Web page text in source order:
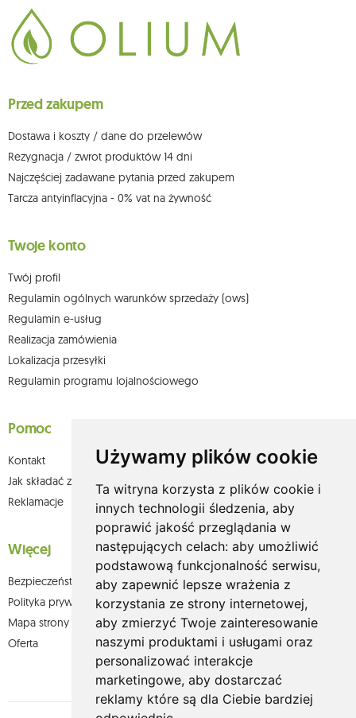
Używamy plików cookie
Ta witryna korzysta z plików cookie i
innych technologii śledzenia, aby
poprawić jakość przeglądania w
następujących celach: aby umożliwić
podstawową funkcjonalność serwisu,
aby zapewnić lepsze wrażenia z
korzystania ze strony internetowej,
aby zmierzyć Twoje zainteresowanie
naszymi produktami i usługami oraz
personalizować interakcje
marketingowe, aby dostarczać
reklamy które są dla Ciebie bardziej
Dane będą przetwarzane w celu wysyłki newslettera i przechowywane do
chwili rezygnacji z subskrypcji.
Przysługuje Ci prawo do żądania dostępu do swoich danych osobowych,
ich sprostowania, usunięcia, ograniczenia przetwarzania, wniesienia
sprzeciwu wobec przetwarzania swoich danych oraz prawo do
którego dokonano na podstawie zgody przed jej cofnięciem. W tym celu
możesz kontaktować się z działem obsługi klienta Mouton Interactive pod
Więcej informacji: www.mouton.pl/ODO
Przed zakupem
Dostawa i koszty / dane do przelewów
Rezygnacja / zwrot produktów 14 dni
Najczęściej zadawane pytania przed zakupem
Tarcza antyinflacyjna - 0% vat na żywność
Twoje konto
Twój profil
Regulamin ogólnych warunków sprzedaży (ows)
Regulamin e-usług
Realizacja zamówienia
Lokalizacja przesyłki
Regulamin programu lojalnościowego
Pomoc
Kontakt
Jak składać zamówienia w sklepie olium.pl?
Reklamacje
Więcej
Bezpieczeństwo płatności
Polityka prywatności
Mapa strony
Oferta